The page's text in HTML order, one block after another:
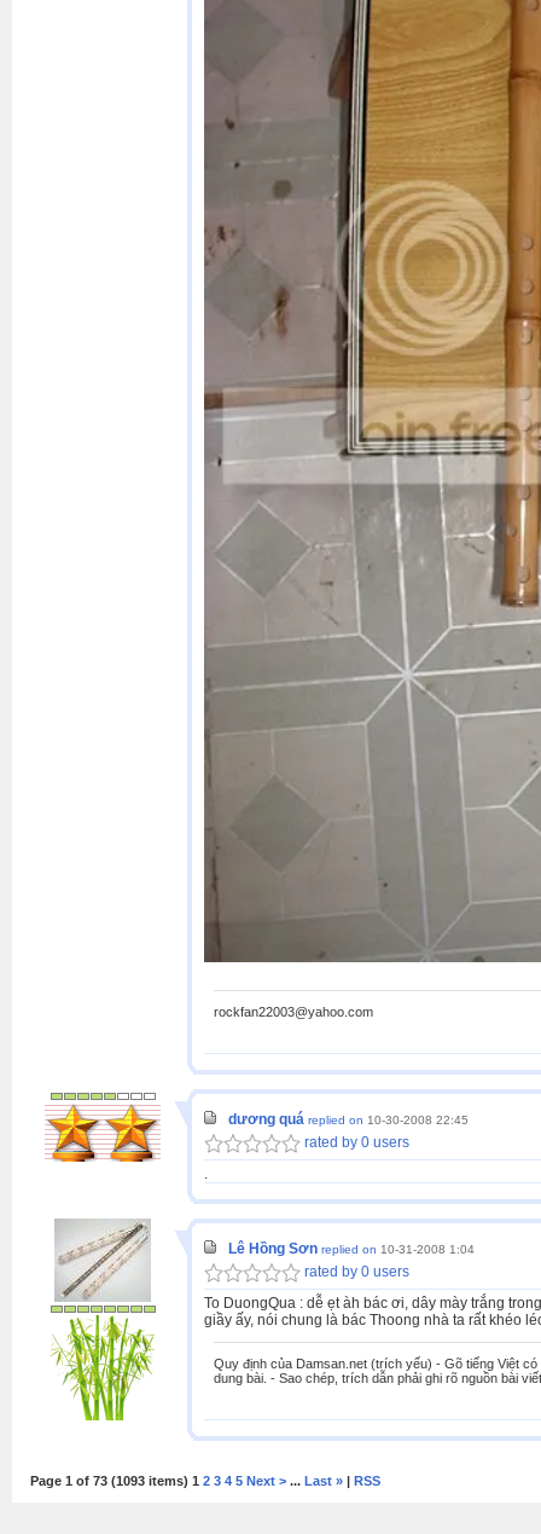
rockfan22003@yahoo.com
dương quá replied on 10-30-2008 22:45
rated by 0 users
.
Lê Hồng Sơn replied on 10-31-2008 1:04
rated by 0 users
To DuongQua : dễ ẹt àh bác ơi, dây mày trắng
giầy ấy, nói chung là bác Thoong nhà ta rất khéo
Quy định của Damsan.net (trích yếu) - Gõ tiếng Việt
dung bài. - Sao chép, trích dẫn phải ghi rõ nguồn bài
Page 1 of 73 (1093 items) 1 2 3 4 5 Next > ... Last » | RSS